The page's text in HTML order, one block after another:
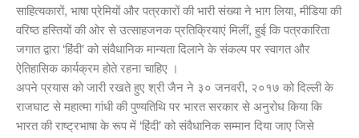
साहित्यकारों, भाषा प्रेमियों और पत्रकारों की भारी संख्या ने भाग लिया, मीडिया की
वरिष्ठ हस्तियों की ओर से उत्साहजनक प्रतिक्रियाएं मिलीं, हुई कि पत्रकारिता
जगात द्वारा ‘हिंदी’ को संवैधानिक मान्यता दिलाने के संकल्प पर स्वागत और
ऐतिहासिक कार्यक्रम होते रहना चाहिए ।
अपने प्रयास को जारी रखते हुए श्री जैन ने ३० जनवरी, २०१७ को दिल्ली के
राजघाट से महात्मा गांधी की पुण्यतिथि पर भारत सरकार से अनुरोध किया कि
भारत की राष्ट्रभाषा के रूप में ‘हिंदी’ को संवैधानिक सम्मान दिया जाए जिसे